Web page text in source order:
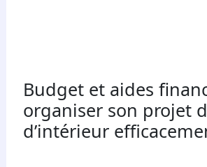
Budget et aides
organiser son projet
d’intérieur